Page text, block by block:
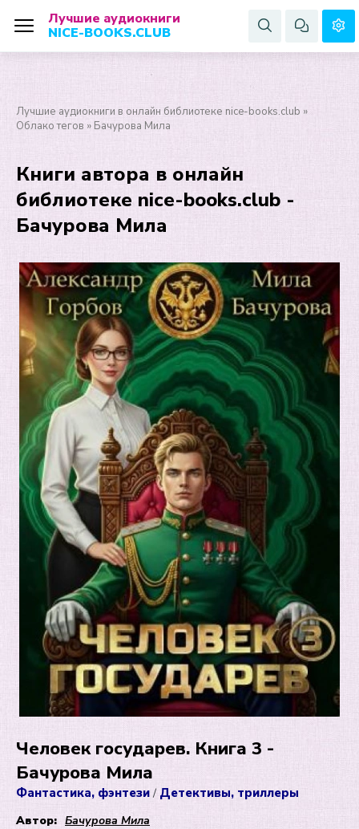
Лучшие аудиокниги
NICE-BOOKS.CLUB
Лучшие аудиокниги в онлайн библиотеке nice-books.club »
Облако тегов » Бачурова Мила
Книги автора в онлайн
библиотеке nice-books.club -
Бачурова Мила
Человек государев. Книга 3 -
Бачурова Мила
Фантастика, фэнтези / Детективы, триллеры
Автор: Бачурова Мила